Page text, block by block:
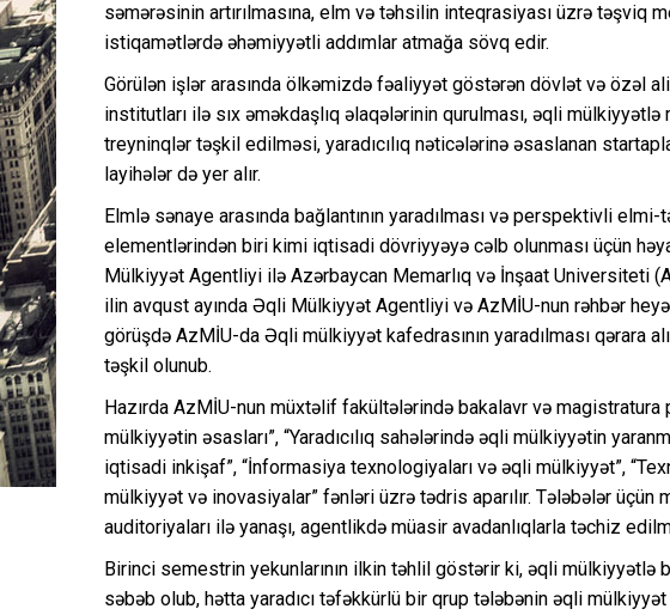
səmərəsinin artırılmasına, elm və təhsilin inteqrasiyası üzrə təşviq
istiqamətlərdə əhəmiyyətli addımlar atmağa sövq edir.
Görülən işlər arasında ölkəmizdə fəaliyyət göstərən dövlət və özəl
institutları ilə sıx əməkdaşlıq əlaqələrinin qurulması, əqli
treyninqlər təşkil edilməsi, yaradıcılıq nəticələrinə əsaslanan
layihələr də yer alır.
Elmlə sənaye arasında bağlantının yaradılması və perspektivli
elementlərindən biri kimi iqtisadi dövriyyəyə cəlb olunması üçün
Mülkiyyət Agentliyi ilə Azərbaycan Memarlıq və İnşaat Universiteti
ilin avqust ayında Əqli Mülkiyyət Agentliyi və AzMİU-nun rəhbər
görüşdə AzMİU-da Əqli mülkiyyət kafedrasının yaradılması qərara
təşkil olunub.
Hazırda AzMİU-nun müxtəlif fakültələrində bakalavr və
mülkiyyətin əsasları”, “Yaradıcılıq sahələrində əqli mülkiyyətin
iqtisadi inkişaf”, “İnformasiya texnologiyaları və əqli mülkiyyət”,
mülkiyyət və inovasiyalar” fənləri üzrə tədris aparılır. Tələbələr
auditoriyaları ilə yanaşı, agentlikdə müasir avadanlıqlarla təchiz
Birinci semestrin yekunlarının ilkin təhlil göstərir ki, əqli mülkiyyətlə
səbəb olub, hətta yaradıcı təfəkkürlü bir qrup tələbənin əqli